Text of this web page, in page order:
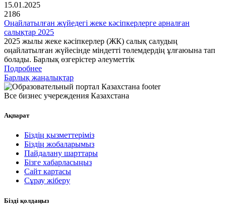
15.01.2025
2186
Оңайлатылған жүйедегі жеке кәсіпкерлерге арналған
салықтар 2025
2025 жылы жеке кәсіпкерлер (ЖК) салық салудың
оңайлатылған жүйесінде міндетті төлемдердің ұлғаюына тап
болады. Барлық өзгерістер әлеуметтік
Подробнее
Барлық жаңалықтар
Все бизнес учереждения Казахстана
Ақпарат
Біздің қызметтеріміз
Біздің жобаларымыз
Пайдалану шарттары
Бізге хабарласыңыз
Сайт картасы
Сұрау жіберу
Бізді қолдаңыз